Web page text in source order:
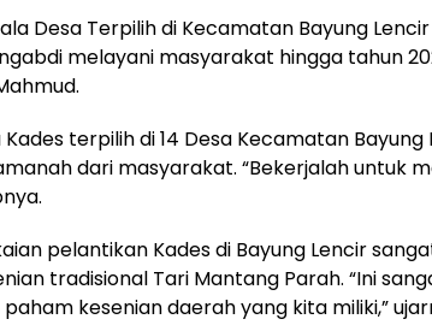
Desa Terpilih di Kecamatan Bayung
melayani masyarakat hingga tahun
terpilih di 14 Desa Kecamatan
dari masyarakat. “Bekerjalah untuk
pelantikan Kades di Bayung Lencir
tradisional Tari Mantang Parah. “Ini
kesenian daerah yang kita miliki,”